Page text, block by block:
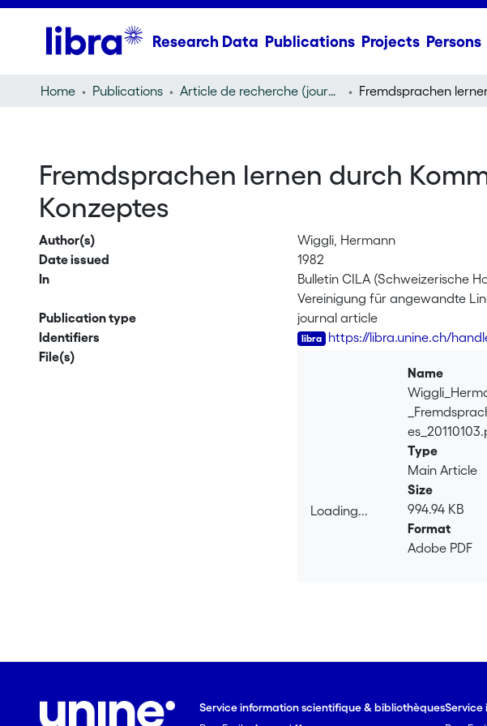
Research Data Publications Projects Persons
Home Publications Article de recherche (journal article)
Fremdsprachen lernen durch
Konzeptes
Author(s)
Wiggli, Hermann
Date issued
1982
In
Bulletin CILA (Schweizerische
Vereinigung für angewandte
Publication type
journal article
Identifiers
https://libra.unine.ch/
File(s)
Loading...
Name
Type
Main Article
Size
994.94 KB
Format
Adobe PDF
Service information scientifique & bibliothèques